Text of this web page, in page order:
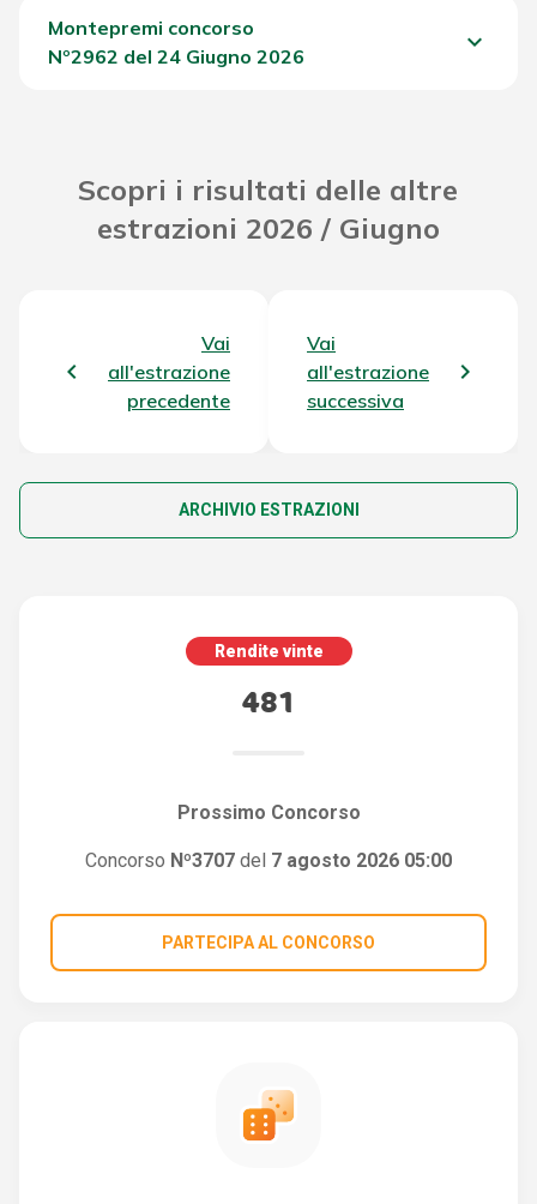
Montepremi concorso
Nº2962 del 24 Giugno 2026
keyboard_arrow_down
Scopri i risultati delle altre
estrazioni 2026 / Giugno
Vai
all'estrazione
precedente
Vai
all'estrazione
successiva
ARCHIVIO ESTRAZIONI
Rendite vinte
481
Prossimo Concorso
Concorso Nº3707 del 7 agosto 2026 05:00
PARTECIPA AL CONCORSO